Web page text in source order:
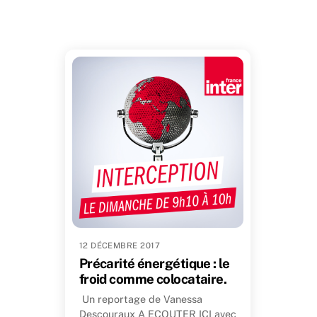
12 DÉCEMBRE 2017
Précarité énergétique : le
froid comme colocataire.
Un reportage de Vanessa
Descouraux A ECOUTER ICI avec